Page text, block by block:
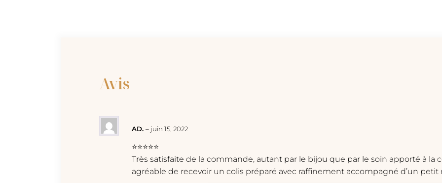
Avis
AD. – juin 15, 2022
⭐⭐⭐⭐⭐
Très satisfaite de la commande, autant par le bijou que par le soin apporté à la
agréable de recevoir un colis préparé avec raffinement accompagné d’un petit